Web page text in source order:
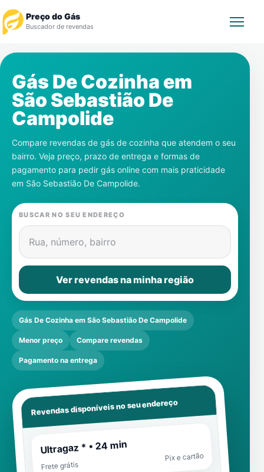
Preço do Gás
Buscador de revendas
Revendedor
Notícias
Cadastre-se
Gás
Contatos
Gás De Cozinha em
São Sebastião De
Campolide
Compare revendas de gás de cozinha que atendem o seu
bairro. Veja preço, prazo de entrega e formas de
pagamento para pedir gás online com mais praticidade
em São Sebastião De Campolide.
BUSCAR NO SEU ENDEREÇO
Rua, número, bairro
Ver revendas na minha região
Gás De Cozinha em São Sebastião De Campolide
Menor preço Compare revendas
Pagamento na entrega
Revendas disponíveis no seu endereço
Ultragaz * • 24 min
Frete grátis
Pix e cartão